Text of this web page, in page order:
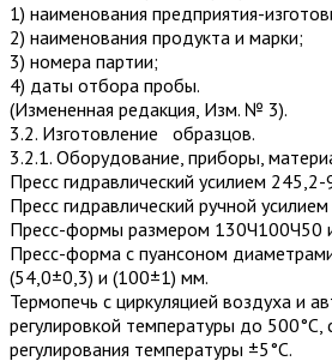
1) наименования предприятия-
2) наименования продукта и марки;
3) номера партии;
4) даты отбора пробы.
(Измененная редакция, Изм. № 3).
3.2. Изготовление образцов.
3.2.1. Оборудование, приборы,
Пресс гидравлический усилием
Пресс гидравлический ручной
Пресс-формы размером 130Ч100Ч50
Пресс-форма с пуансоном
(54,0±0,3) и (100±1) мм.
Термопечь с циркуляцией воздуха и
регулировкой температуры до 500°С,
регулирования температуры ±5°С.